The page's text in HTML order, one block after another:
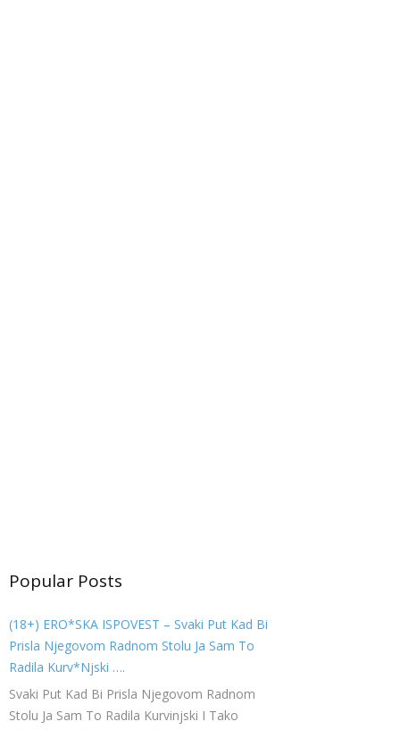
Popular Posts
(18+) ERO*SKA ISPOVEST – Svaki Put Kad Bi
Prisla Njegovom Radnom Stolu Ja Sam To
Radila Kurv*njski ….
Svaki Put Kad Bi Prisla Njegovom Radnom
Stolu Ja Sam To Radila Kurvinjski I Tako